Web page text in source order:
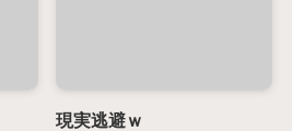
現実逃避ｗ